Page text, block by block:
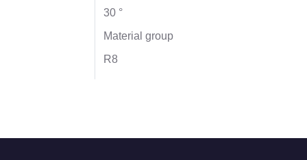
30 °
Material group
R8